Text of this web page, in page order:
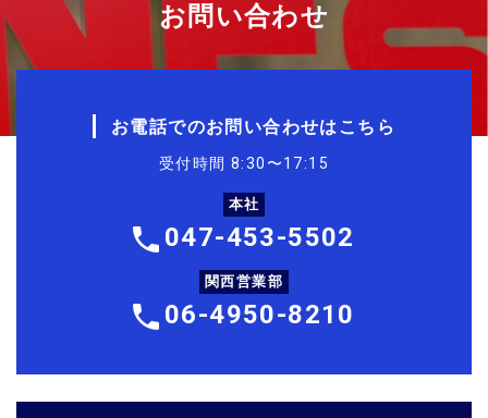
お問い合わせ
お電話でのお問い合わせはこちら
受付時間 8:30〜17:15
本社
047-453-5502
関西営業部
06-4950-8210